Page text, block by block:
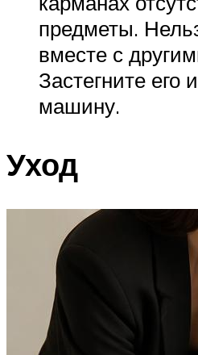
предметы.
вместе с
Застегните его
машину.
Уход